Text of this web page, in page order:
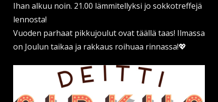
Ihan alkuu noin. 21.00 lämmitellyksi jo sokkotreffejä
lennosta!
Vuoden parhaat pikkujoulut ovat täällä taas! Ilmassa
on Joulun taikaa ja rakkaus roihuaa rinnassa!💖